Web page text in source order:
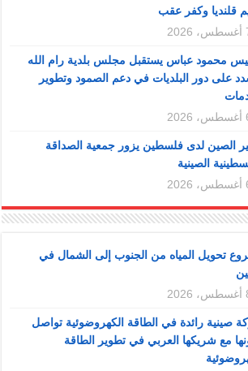
قلنديا وكفر عقب
محمود عباس يستقبل مجلس بلدية رام الله
على دور البلديات في دعم الصمود وتطوير
الصين لدى فلسطين يزور جمعية الصداقة
الصينية
تحويل المياه من الجنوب إلى الشمال في
صينية رائدة في الطاقة الكهروضوئية تواصل
مع شريكها العربي في تطوير الطاقة